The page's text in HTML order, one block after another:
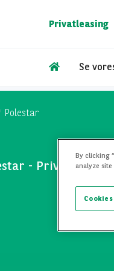
Privatleasing
Se
Polestar
- Private Lease
By clicking
analyze